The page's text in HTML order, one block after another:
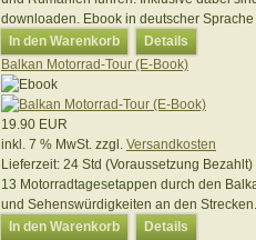
downloaden. Ebook in deutscher Sprache
In den Warenkorb
Details
Balkan Motorrad-Tour (E-Book)
19.90 EUR
inkl. 7 % MwSt. zzgl. Versandkosten
Lieferzeit: 24 Std (Voraussetzung Bezahlt)
13 Motorradtagesetappen durch den
und Sehenswürdigkeiten an den Strecken.
In den Warenkorb
Details